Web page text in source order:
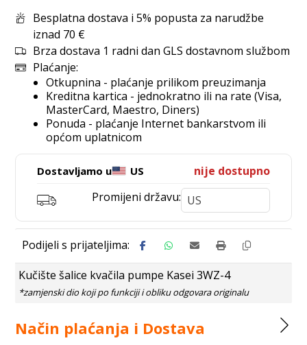
Besplatna dostava i 5% popusta za narudžbe
iznad 70 €
Brza dostava 1 radni dan GLS dostavnom službom
Plaćanje:
Otkupnina - plaćanje prilikom preuzimanja
Kreditna kartica - jednokratno ili na rate (Visa,
MasterCard, Maestro, Diners)
Ponuda - plaćanje Internet bankarstvom ili
općom uplatnicom
Dostavljamo u US
nije dostupno
Promijeni državu:
Kučište šalice kvačila pumpe Kasei 3WZ-4
Način plaćanja i Dostava